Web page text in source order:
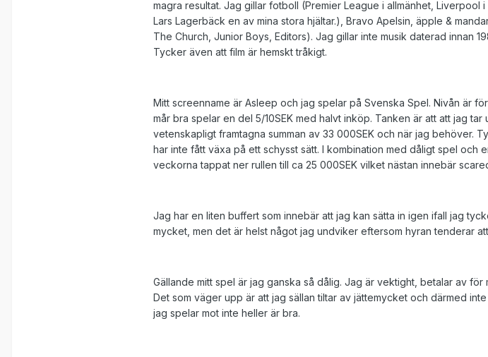
magra resultat. Jag gillar fotboll (Premier League i allmänhet, Liverpool
Lars Lagerbäck en av mina stora hjältar.), Bravo Apelsin, äpple &
The Church, Junior Boys, Editors). Jag gillar inte musik daterad innan
Tycker även att film är hemskt tråkigt.
Mitt screenname är Asleep och jag spelar på Svenska Spel. Nivån är
mår bra spelar en del 5/10SEK med halvt inköp. Tanken är att att jag
vetenskapligt framtagna summan av 33 000SEK och när jag behöver.
har inte fått växa på ett schysst sätt. I kombination med dåligt spel och
veckorna tappat ner rullen till ca 25 000SEK vilket nästan innebär
Jag har en liten buffert som innebär att jag kan sätta in igen ifall jag
mycket, men det är helst något jag undviker eftersom hyran tenderar
Gällande mitt spel är jag ganska så dålig. Jag är vektight, betalar av
Det som väger upp är att jag sällan tiltar av jättemycket och därmed
jag spelar mot inte heller är bra.